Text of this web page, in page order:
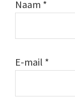
Naam *
E-mail *